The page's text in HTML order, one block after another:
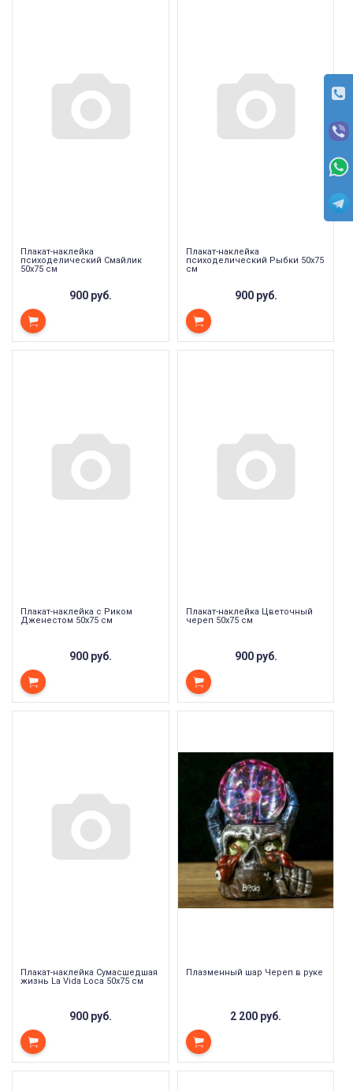
Плакат-наклейка
психоделический Смайлик
50х75 см
900 руб.
Плакат-наклейка
психоделический Рыбки 50х75
см
900 руб.
Плакат-наклейка с Риком
Дженестом 50х75 см
900 руб.
Плакат-наклейка Цветочный
череп 50х75 см
900 руб.
Плакат-наклейка Сумасшедшая
жизнь La Vida Loca 50х75 см
900 руб.
Плазменный шар Череп в руке
2 200 руб.